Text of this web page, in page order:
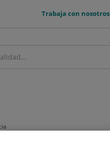
menuTop
Trabaja con nosotros